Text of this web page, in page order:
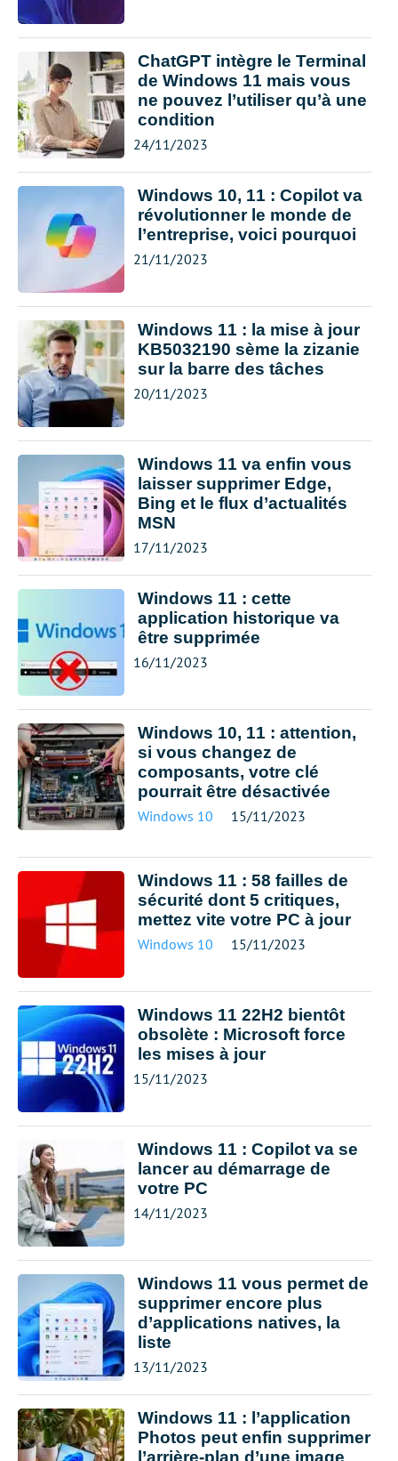
ChatGPT intègre le Terminal
de Windows 11 mais vous
ne pouvez l’utiliser qu’à une
condition
24/11/2023
Windows 10, 11 : Copilot va
révolutionner le monde de
l’entreprise, voici pourquoi
21/11/2023
Windows 11 : la mise à jour
KB5032190 sème la zizanie
sur la barre des tâches
20/11/2023
Windows 11 va enfin vous
laisser supprimer Edge,
Bing et le flux d’actualités
MSN
17/11/2023
Windows 11 : cette
application historique va
être supprimée
16/11/2023
Windows 10, 11 : attention,
si vous changez de
composants, votre clé
pourrait être désactivée
Windows 10 15/11/2023
Windows 11 : 58 failles de
sécurité dont 5 critiques,
mettez vite votre PC à jour
Windows 10 15/11/2023
Windows 11 22H2 bientôt
obsolète : Microsoft force
les mises à jour
15/11/2023
Windows 11 : Copilot va se
lancer au démarrage de
votre PC
14/11/2023
Windows 11 vous permet de
supprimer encore plus
d’applications natives, la
liste
13/11/2023
Windows 11 : l’application
Photos peut enfin supprimer
l’arrière-plan d’une image